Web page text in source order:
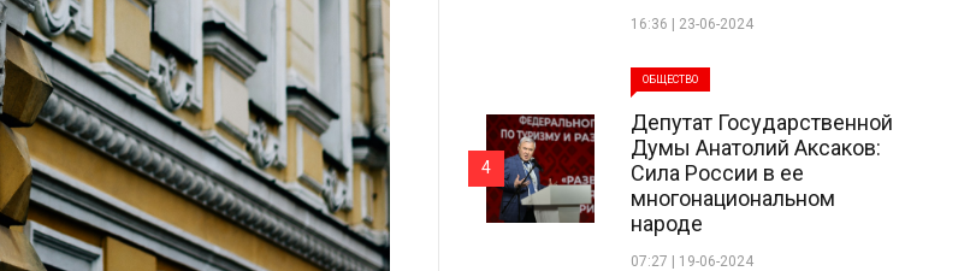
16:36 | 23-06-2024
ОБЩЕСТВО
Депутат Государственной
Думы Анатолий Аксаков:
Сила России в ее
многонациональном
народе
07:27 | 19-06-2024
4